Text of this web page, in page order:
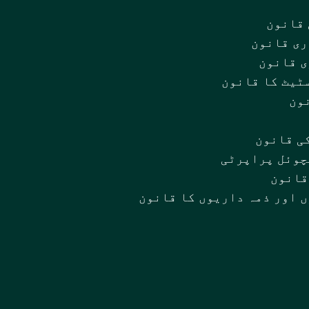
قانون
قانون
قانون
کا قانون
قانون
پراپرٹی
اور ذمہ داریوں کا قانون